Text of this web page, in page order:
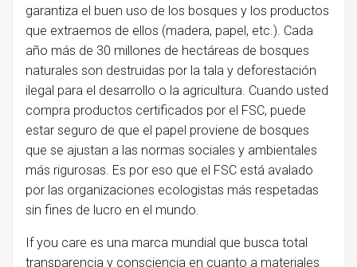
garantiza el buen uso de los bosques y los productos
que extraemos de ellos (madera, papel, etc.). Cada
año más de 30 millones de hectáreas de bosques
naturales son destruidas por la tala y deforestación
ilegal para el desarrollo o la agricultura. Cuando usted
compra productos certificados por el FSC, puede
estar seguro de que el papel proviene de bosques
que se ajustan a las normas sociales y ambientales
más rigurosas. Es por eso que el FSC está avalado
por las organizaciones ecologistas más respetadas
sin fines de lucro en el mundo.
If you care es una marca mundial que busca total
transparencia y consciencia en cuanto a materiales